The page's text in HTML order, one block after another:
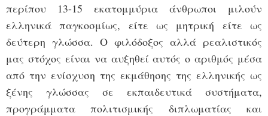
περίπου 13-15 εκατομμύρια άνθρωποι μιλούν
ελληνικά παγκοσμίως, είτε ως μητρική είτε ως
δεύτερη γλώσσα. Ο φιλόδοξος αλλά ρεαλιστικός
μας στόχος είναι να αυξηθεί αυτός ο αριθμός μέσα
από την ενίσχυση της εκμάθησης της ελληνικής ως
ξένης γλώσσας σε εκπαιδευτικά συστήματα,
προγράμματα πολιτισμικής διπλωματίας και